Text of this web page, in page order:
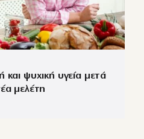
ψυχική υγεία μετά
μελέτη